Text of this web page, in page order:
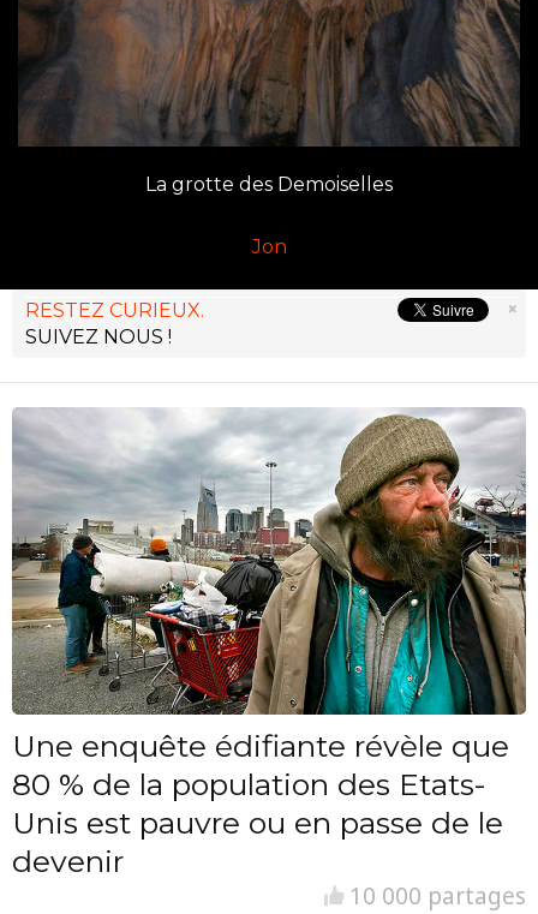
La grotte des Demoiselles
Jon
×
RESTEZ CURIEUX.
SUIVEZ NOUS !
Une enquête édifiante révèle que
80 % de la population des Etats-
Unis est pauvre ou en passe de le
devenir
10 000 partages